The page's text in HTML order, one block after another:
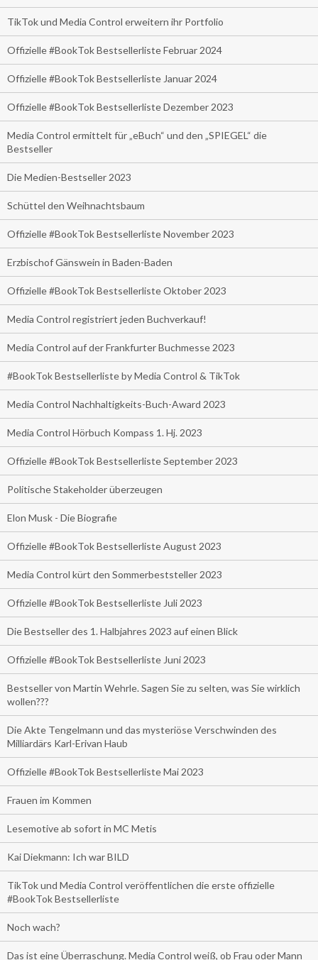
TikTok und Media Control erweitern ihr Portfolio
Offizielle #BookTok Bestsellerliste Februar 2024
Offizielle #BookTok Bestsellerliste Januar 2024
Offizielle #BookTok Bestsellerliste Dezember 2023
Media Control ermittelt für „eBuch“ und den „SPIEGEL“ die
Bestseller
Die Medien-Bestseller 2023
Schüttel den Weihnachtsbaum
Offizielle #BookTok Bestsellerliste November 2023
Erzbischof Gänswein in Baden-Baden
Offizielle #BookTok Bestsellerliste Oktober 2023
Media Control registriert jeden Buchverkauf!
Media Control auf der Frankfurter Buchmesse 2023
#BookTok Bestsellerliste by Media Control & TikTok
Media Control Nachhaltigkeits-Buch-Award 2023
Media Control Hörbuch Kompass 1. Hj. 2023
Offizielle #BookTok Bestsellerliste September 2023
Politische Stakeholder überzeugen
Elon Musk - Die Biografie
Offizielle #BookTok Bestsellerliste August 2023
Media Control kürt den Sommerbeststeller 2023
Offizielle #BookTok Bestsellerliste Juli 2023
Die Bestseller des 1. Halbjahres 2023 auf einen Blick
Offizielle #BookTok Bestsellerliste Juni 2023
Bestseller von Martin Wehrle. Sagen Sie zu selten, was Sie wirklich
wollen???
Die Akte Tengelmann und das mysteriöse Verschwinden des
Milliardärs Karl-Erivan Haub
Offizielle #BookTok Bestsellerliste Mai 2023
Frauen im Kommen
Lesemotive ab sofort in MC Metis
Kai Diekmann: Ich war BILD
TikTok und Media Control veröffentlichen die erste offizielle
#BookTok Bestsellerliste
Noch wach?
Das ist eine Überraschung. Media Control weiß, ob Frau oder Mann